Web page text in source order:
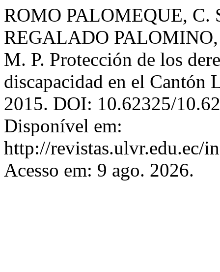
ROMO PALOMEQUE,
REGALADO
M. P. Protección de los
discapacidad en el Cantón
2015. DOI: 10.62325/
Disponível em:
http://revistas.ulvr.edu.ec/
Acesso em: 9 ago. 2026.